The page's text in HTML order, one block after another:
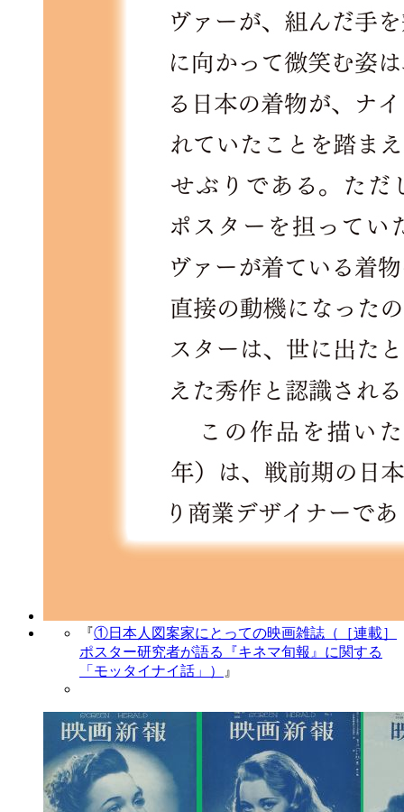
『①日本人図案家にとっての映画雑誌（［連載］
ポスター研究者が語る『キネマ旬報』に関する
「モッタイナイ話」）
』